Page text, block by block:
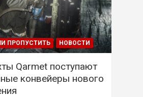
ПРОПУСТИТЬ НОВОСТИ
Qarmet поступают
конвейеры нового